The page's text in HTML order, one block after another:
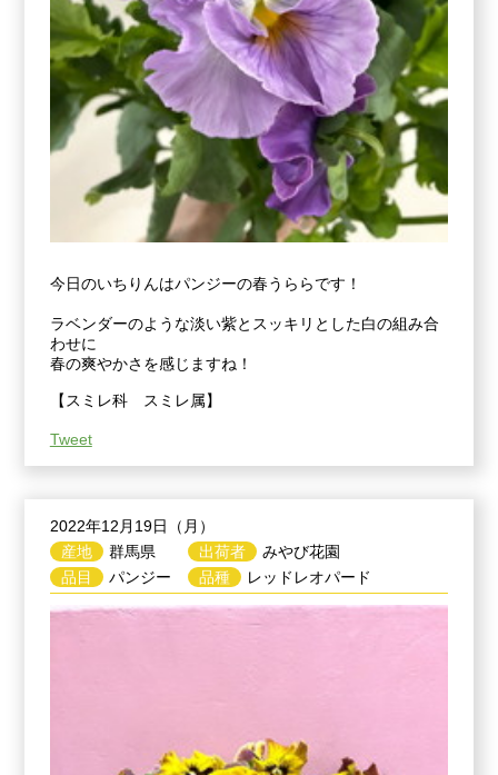
今日のいちりんはパンジーの春うららです！
ラベンダーのような淡い紫とスッキリとした白の組み合
わせに
春の爽やかさを感じますね！
【スミレ科 スミレ属】
Tweet
2022年12月19日（月）
産地
群馬県
品目
パンジー
出荷者
みやび花園
品種
レッドレオパード